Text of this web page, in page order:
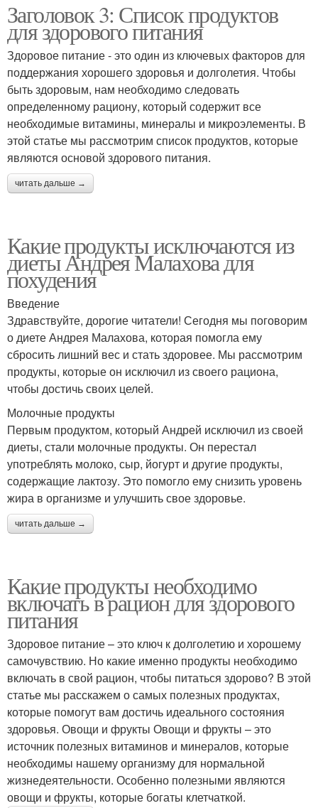
Заголовок 3: Список продуктов
для здорового питания
Здоровое питание - это один из ключевых факторов для
поддержания хорошего здоровья и долголетия. Чтобы
быть здоровым, нам необходимо следовать
определенному рациону, который содержит все
необходимые витамины, минералы и микроэлементы. В
этой статье мы рассмотрим список продуктов, которые
являются основой здорового питания.
читать дальше →
Какие продукты исключаются из
диеты Андрея Малахова для
похудения
Введение
Здравствуйте, дорогие читатели! Сегодня мы поговорим
о диете Андрея Малахова, которая помогла ему
сбросить лишний вес и стать здоровее. Мы рассмотрим
продукты, которые он исключил из своего рациона,
чтобы достичь своих целей.
Молочные продукты
Первым продуктом, который Андрей исключил из своей
диеты, стали молочные продукты. Он перестал
употреблять молоко, сыр, йогурт и другие продукты,
содержащие лактозу. Это помогло ему снизить уровень
жира в организме и улучшить свое здоровье.
читать дальше →
Какие продукты необходимо
включать в рацион для здорового
питания
Здоровое питание – это ключ к долголетию и хорошему
самочувствию. Но какие именно продукты необходимо
включать в свой рацион, чтобы питаться здорово? В этой
статье мы расскажем о самых полезных продуктах,
которые помогут вам достичь идеального состояния
здоровья. Овощи и фрукты Овощи и фрукты – это
источник полезных витаминов и минералов, которые
необходимы нашему организму для нормальной
жизнедеятельности. Особенно полезными являются
овощи и фрукты, которые богаты клетчаткой.